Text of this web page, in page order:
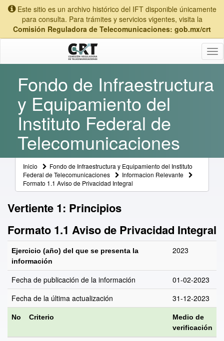
Este sitio es un archivo histórico del IFT disponible únicamente
para consulta. Para trámites y servicios vigentes, visita la
Comisión Reguladora de Telecomunicaciones: gob.mx/crt
Fondo de Infraestructura
y Equipamiento del
Instituto Federal de
Telecomunicaciones
Inicio
Fondo de Infraestructura y Equipamiento del Instituto
Federal de Telecomunicaciones
Informacion Relevante
Formato 1.1 Aviso de Privacidad Integral
Vertiente 1: Principios
Formato 1.1 Aviso de Privacidad Integral
Ejercicio (año) del que se presenta la
información
2023
Fecha de publicación de la información
01-02-2023
Fecha de la última actualización
31-12-2023
No Criterio
Medio de
verificación